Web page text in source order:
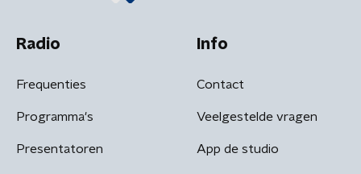
Radio
Frequenties
Programma's
Presentatoren
Info
Contact
Veelgestelde vragen
App de studio